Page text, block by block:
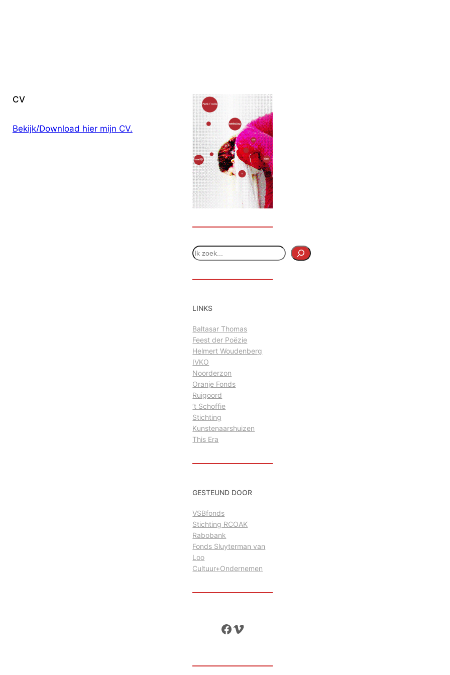
CV
Bekijk/Download hier mijn CV.
Z
o
nLINKS
Baltasar Thomas
Feest der Poëzie
Helmert Woudenberg
IVKO
Noorderzon
Oranje Fonds
Ruigoord
’t Schoffie
Stichting
Kunstenaarshuizen
This Era
GESTEUND DOOR
VSBfonds
Stichting RCOAK
Rabobank
Fonds Sluyterman van
Loo
Cultuur+Ondernemen
Facebook Vimeo